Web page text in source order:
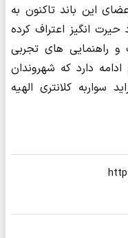
این باند تاکنون به
حیرت انگیز اعتراف کرده
و راهنمایی های تجربی
دارد که شهروندان
سواربه کلانتری الهیه